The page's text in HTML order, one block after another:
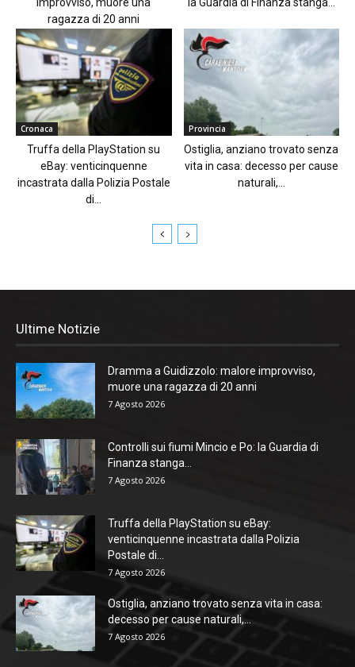
ragazza di 20 anni
Cronaca
Truffa della PlayStation su
eBay: venticinquenne
incastrata dalla Polizia Postale
di...
Provincia
Ostiglia, anziano trovato senza
vita in casa: decesso per cause
naturali,...
Ultime Notizie
Dramma a Guidizzolo: malore improvviso,
muore una ragazza di 20 anni
7 Agosto 2026
Controlli sui fiumi Mincio e Po: la Guardia di
Finanza stanga...
7 Agosto 2026
Truffa della PlayStation su eBay:
venticinquenne incastrata dalla Polizia
Postale di...
7 Agosto 2026
Ostiglia, anziano trovato senza vita in casa:
decesso per cause naturali,...
7 Agosto 2026